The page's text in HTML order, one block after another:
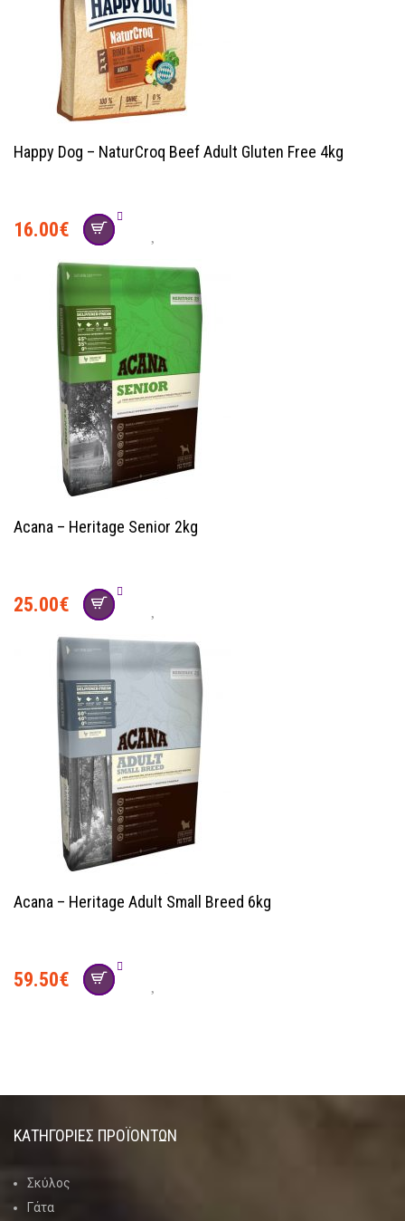
Happy Dog – NaturCroq Beef Adult Gluten Free 4kg
16.00€
Acana – Heritage Senior 2kg
25.00€
Acana – Heritage Adult Small Breed 6kg
59.50€
ΚΑΤΗΓΟΡΊΕΣ ΠΡΟΪΌΝΤΩΝ
Σκύλος
Γάτα